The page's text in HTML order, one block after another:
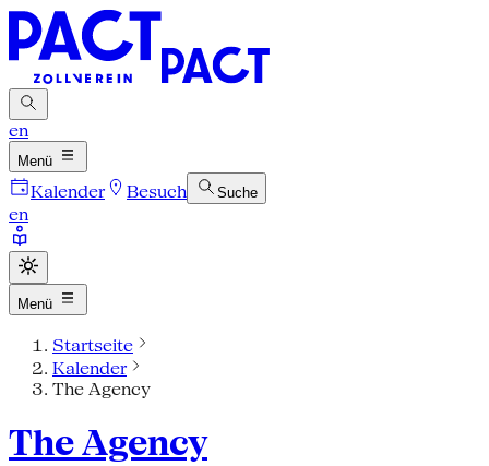
en
Menü
Kalender Besuch Suche
en
Menü
Startseite
Kalender
The Agency
The Agency